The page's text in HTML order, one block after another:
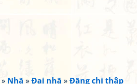
» Nhã »Đại nhã »Đãng chi thập